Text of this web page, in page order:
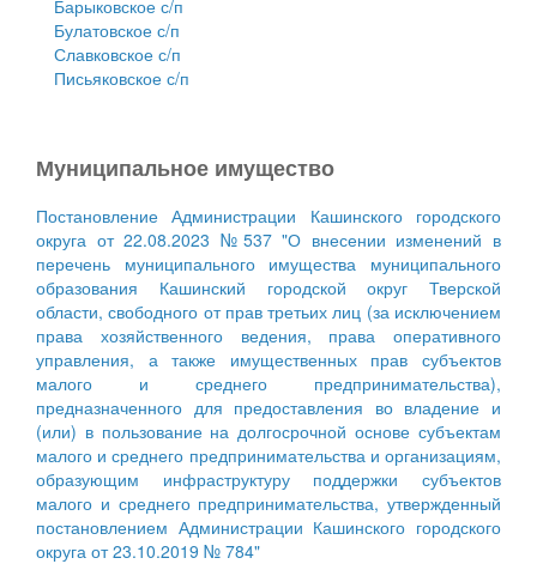
Барыковское с/п
Булатовское с/п
Славковское с/п
Письяковское с/п
Муниципальное имущество
Постановление Администрации Кашинского городского
округа от 22.08.2023 №537 "О внесении изменений в
перечень муниципального имущества муниципального
образования Кашинский городской округ Тверской
области, свободного от прав третьих лиц (за исключением
права хозяйственного ведения, права оперативного
управления, а также имущественных прав субъектов
малого и среднего предпринимательства),
предназначенного для предоставления во владение и
(или) в пользование на долгосрочной основе субъектам
малого и среднего предпринимательства и организациям,
образующим инфраструктуру поддержки субъектов
малого и среднего предпринимательства, утвержденный
постановлением Администрации Кашинского городского
округа от 23.10.2019 № 784"